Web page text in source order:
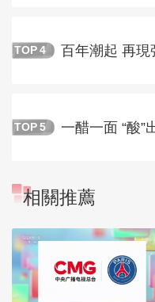
TOP 4 百年潮起 再現
TOP 5 一醋一面 “酸”
相關推薦